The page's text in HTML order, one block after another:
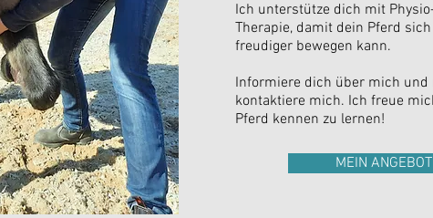
Ich unterstütze dich mit
Therapie, damit dein Pferd
freudiger bewegen kann.
Informiere dich über mich und
kontaktiere mich. Ich freue
Pferd kennen zu lernen!
MEIN